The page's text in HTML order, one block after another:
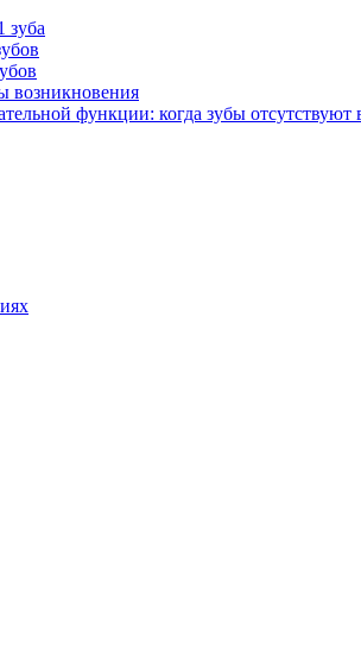
зуба
возникновения
функции: когда зубы отсутствуют